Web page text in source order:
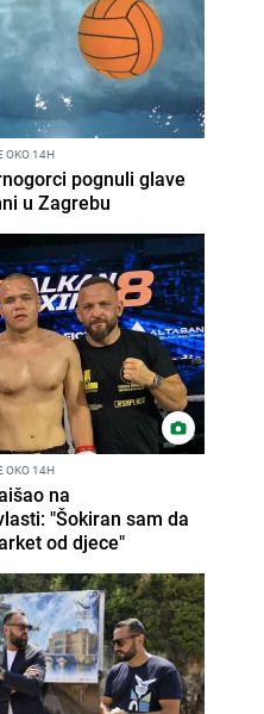
OKO 14H
pognuli glave
u Zagrebu
OKO 14H
na
"Šokiran sam da
od djece"